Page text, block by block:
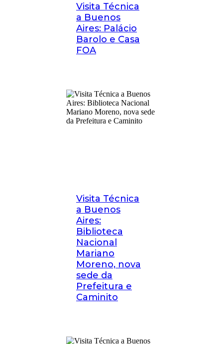
Visita Técnica
a Buenos
Aires: Palácio
Barolo e Casa
FOA
Visita Técnica
a Buenos
Aires:
Biblioteca
Nacional
Mariano
Moreno, nova
sede da
Prefeitura e
Caminito